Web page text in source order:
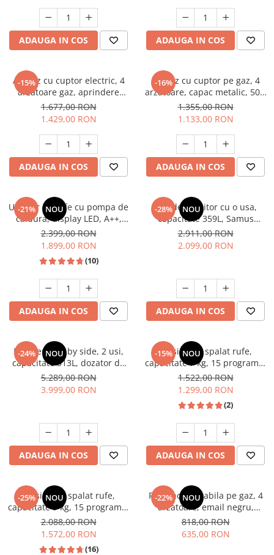
Masini de spalat vase incorporabile
Masini de spalat vase
independente
Pachete Incorporabile
Pirostrii & Arzatoare
Plasa umbrire
Pompe de stropit
Radiatoare
Semanatoare,Plantatoare
Sobe pe gaz & electrice
Suflante & Aspiratoare
Aspiratoare
Suflante Frunze
Unelte Gradinarit
Ventilatoare & Sisteme Racire
Aparate de aer conditionat
Zootehnie
Foarfeci tuns oi
Incubatoare oua
Scala Graphite Grey
ADAUGA IN COS ADAUGA IN COS
-15%
Aragaz cu cuptor electric, 4
arzatoare gaz, aprindere
electrica, ventilator, lumina
cuptor, Bej, NOBELTEK
1.677,00 RON
1.429,00 RON
ADAUGA IN COS
-16%
Aragaz cu cuptor pe gaz, 4
arzatoare, capac metalic, 50 x
60 cm, 2 in 1, GPL+GN, Gri,
LDK
1.355,00 RON
1.133,00 RON
ADAUGA IN COS
-21% NOU
Uscator de rufe cu pompa de
caldura, display LED, A++,
functie antisifonare, A++,
capacitate 8 kg, 13 programe
Heinner
2.399,00 RON
1.899,00 RON
(10)
ADAUGA IN COS
-28% NOU
Frigider, racitor cu o usa,
capacitate 359L, Samus
SRX474NFE
2.911,00 RON
2.099,00 RON
ADAUGA IN COS
-24% NOU
Frigider side by side, 2 usi,
capacitate 513L, dozator de
apa si gheata, FULL NO
FROST, afisaj LCD, dual
inverter,Samus SSX-670NFIDE
5.289,00 RON
3.999,00 RON
ADAUGA IN COS
-15% NOU
Masina de spalat rufe,
capacitate 7 kg, 15 programe,
afisaj LED, 1200 Rpm, alb,
HEINNER
1.522,00 RON
1.299,00 RON
(2)
ADAUGA IN COS
-25% NOU
Masina de spalat rufe,
capacitate 9 kg, 15 programe,
1400 Rpm, clasa A, Slim,
motor Inverter, Samus WSLI-
9144
2.088,00 RON
1.572,00 RON
(16)
-22% NOU
Plita incorporabila pe gaz, 4
arzatoare, email negru,
gratare din fonta, aprindere
electrica, Samus
818,00 RON
635,00 RON